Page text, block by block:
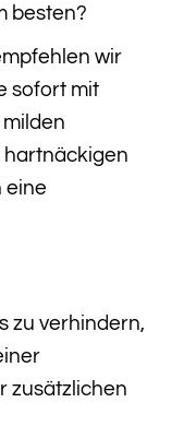
besten?
wir
sofort mit
hartnäckigen
eine
zu verhindern,
zusätzlichen